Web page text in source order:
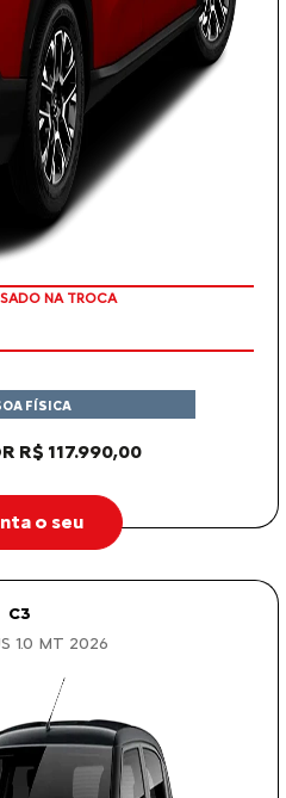
NA TROCA
R$ 117.990,00
FÍSICA
o seu
C3
1.0 MT 2026